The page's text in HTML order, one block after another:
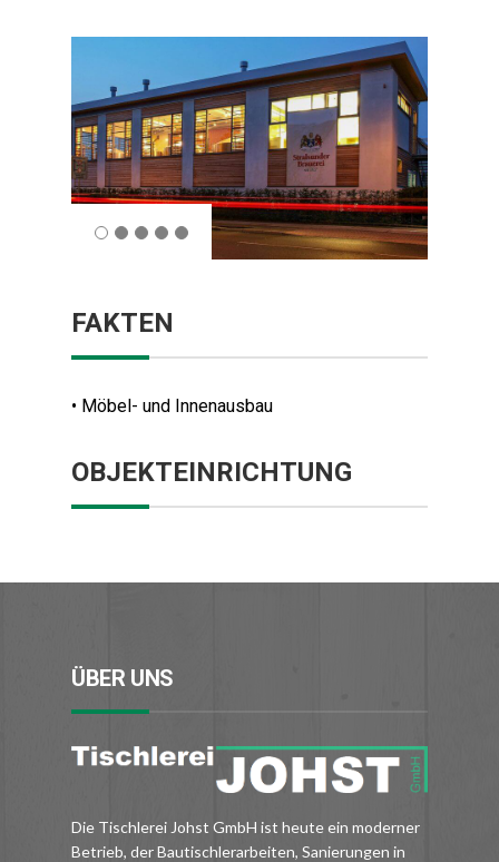
FAKTEN
• Möbel- und Innenausbau
OBJEKTEINRICHTUNG
ÜBER UNS
Die Tischlerei Johst GmbH ist heute ein moderner
Betrieb, der Bautischlerarbeiten, Sanierungen in